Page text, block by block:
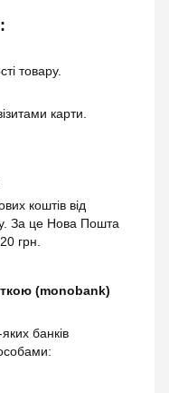
товару.
карти.
коштів від
За це Нова Пошта
грн.
(monobank)
банків